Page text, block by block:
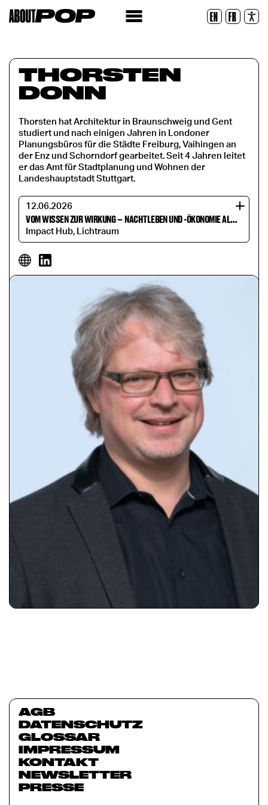
EN FR
Zurücksetzen
THORSTEN
DONN
Thorsten hat Architektur in Braunschweig und Gent
studiert und nach einigen Jahren in Londoner
Planungsbüros für die Städte Freiburg, Vaihingen an
der Enz und Schorndorf gearbeitet. Seit 4 Jahren leitet
er das Amt für Stadtplanung und Wohnen der
Landeshauptstadt Stuttgart.
12.06.2026
VOM WISSEN ZUR WIRKUNG–NACHTLEBEN UND -ÖKONOMIE ALS STADTENTWICKLUNGSAUFGABE
Impact Hub, Lichtraum
AGB
DATENSCHUTZ
GLOSSAR
IMPRESSUM
KONTAKT
NEWSLETTER
PRESSE